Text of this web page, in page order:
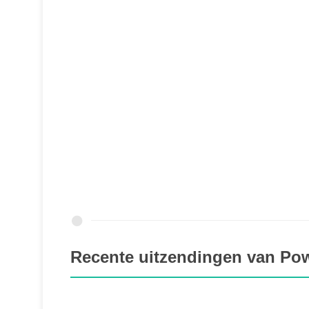
Recente uitzendingen van